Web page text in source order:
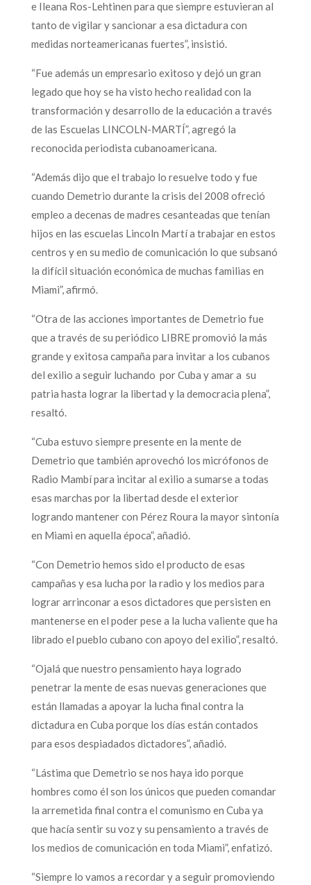
e Ileana Ros-Lehtinen para que siempre estuvieran al
tanto de vigilar y sancionar a esa dictadura con
medidas norteamericanas fuertes”, insistió.
“Fue además un empresario exitoso y dejó un gran
legado que hoy se ha visto hecho realidad con la
transformación y desarrollo de la educación a través
de las Escuelas LINCOLN-MARTÍ”, agregó la
reconocida periodista cubanoamericana.
“Además dijo que el trabajo lo resuelve todo y fue
cuando Demetrio durante la crisis del 2008 ofreció
empleo a decenas de madres cesanteadas que tenían
hijos en las escuelas Lincoln Martí a trabajar en estos
centros y en su medio de comunicación lo que subsanó
la difícil situación económica de muchas familias en
Miami”, afirmó.
“Otra de las acciones importantes de Demetrio fue
que a través de su periódico LIBRE promovió la más
grande y exitosa campaña para invitar a los cubanos
del exilio a seguir luchando por Cuba y amar a su
patria hasta lograr la libertad y la democracia plena”,
resaltó.
“Cuba estuvo siempre presente en la mente de
Demetrio que también aprovechó los micrófonos de
Radio Mambí para incitar al exilio a sumarse a todas
esas marchas por la libertad desde el exterior
logrando mantener con Pérez Roura la mayor sintonía
en Miami en aquella época”, añadió.
“Con Demetrio hemos sido el producto de esas
campañas y esa lucha por la radio y los medios para
lograr arrinconar a esos dictadores que persisten en
mantenerse en el poder pese a la lucha valiente que ha
librado el pueblo cubano con apoyo del exilio”, resaltó.
“Ojalá que nuestro pensamiento haya logrado
penetrar la mente de esas nuevas generaciones que
están llamadas a apoyar la lucha final contra la
dictadura en Cuba porque los días están contados
para esos despiadados dictadores”, añadió.
“Lástima que Demetrio se nos haya ido porque
hombres como él son los únicos que pueden comandar
la arremetida final contra el comunismo en Cuba ya
que hacía sentir su voz y su pensamiento a través de
los medios de comunicación en toda Miami”, enfatizó.
“Siempre lo vamos a recordar y a seguir promoviendo